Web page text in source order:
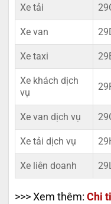
Xe tải
Xe van
Xe taxi
Xe khách dịch
vụ
Xe van dịch vụ
Xe tải dịch vụ
Xe liên doanh
>>> Xem thêm: Chi